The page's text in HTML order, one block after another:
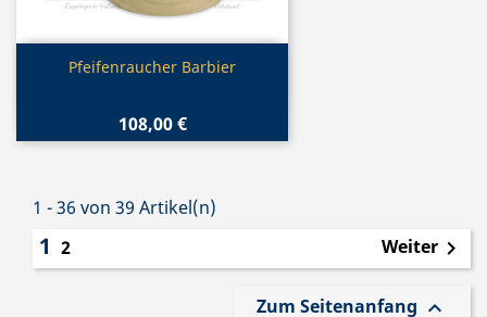
Vorschau
Pfeifenraucher Barbier
108,00 €
1 - 36 von 39 Artikel(n)
1 2 Weiter 
Zum Seitenanfang 